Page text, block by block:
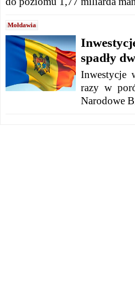
Mołdawia
spadły
Inwestycje
razy w
Narodowe